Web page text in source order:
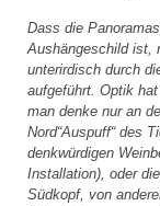
Dass die
Aushängeschild ist,
unterirdisch durch
aufgeführt. Optik
man denke nur an
Nord“Auspuff“ des
denkwürdigen
Installation), oder
Südkopf, von